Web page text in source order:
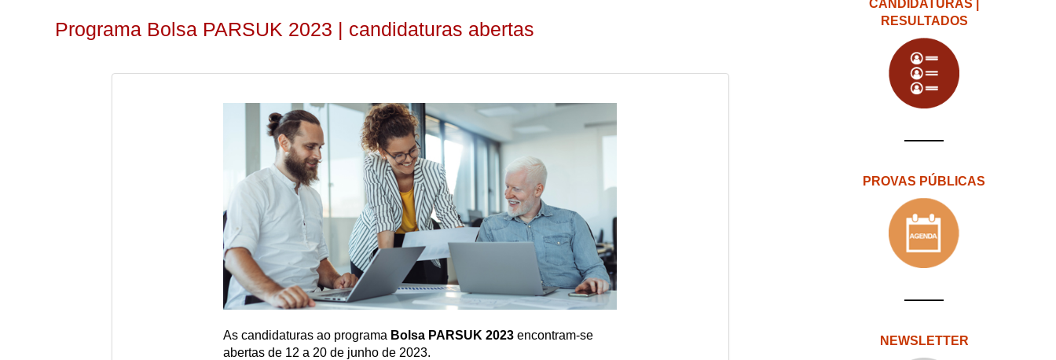
Programa Bolsa PARSUK 2023 | candidaturas abertas
As candidaturas ao programa Bolsa PARSUK 2023encontram-se
abertas de 12 a 20 de junho de 2023.
CANDIDATURAS |
RESULTADOS
PROVAS PÚBLICAS
NEWSLETTER